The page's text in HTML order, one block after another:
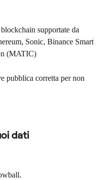
supportate da
Sonic, Binance Smart
(MATIC)
pubblica corretta per non
dati